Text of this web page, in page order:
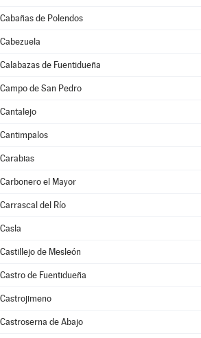
Cabañas de Polendos
Cabezuela
Calabazas de Fuentidueña
Campo de San Pedro
Cantalejo
Cantimpalos
Carabias
Carbonero el Mayor
Carrascal del Río
Casla
Castillejo de Mesleón
Castro de Fuentidueña
Castrojimeno
Castroserna de Abajo